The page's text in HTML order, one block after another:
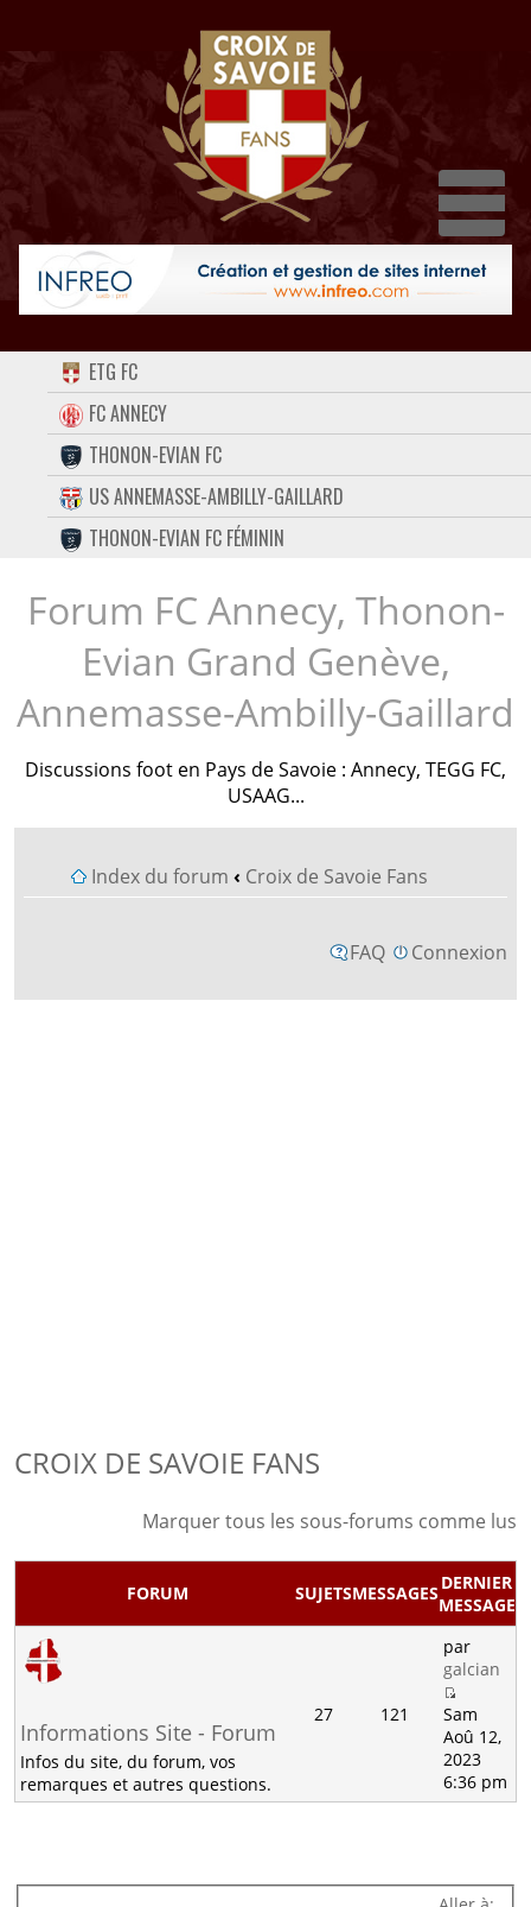
ACCUEIL
FORUM
CONTACT
FACEBOOK
TWITTER
INSTAGRAM
ETG FC
FC ANNECY
THONON-EVIAN FC
US ANNEMASSE-AMBILLY-GAILLARD
THONON-EVIAN FC FÉMININ
Forum FC Annecy, Thonon-
Evian Grand Genève,
Annemasse-Ambilly-Gaillard
Discussions foot en Pays de Savoie : Annecy, TEGG FC,
USAAG...
Index du forum ‹ Croix de Savoie Fans
FAQ Connexion
CROIX DE SAVOIE FANS
Marquer tous les sous-forums comme lus
FORUM SUJETSMESSAGES DERNIER
MESSAGE
Informations Site - Forum
Infos du site, du forum, vos
remarques et autres questions.
27 121
par
galcian
Sam
Aoû 12,
2023
6:36 pm